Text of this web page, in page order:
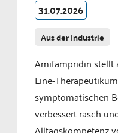
31.07.2026
Aus der Industrie
Amifampridin stellt
Line-
symptomatischen
verbessert rasch